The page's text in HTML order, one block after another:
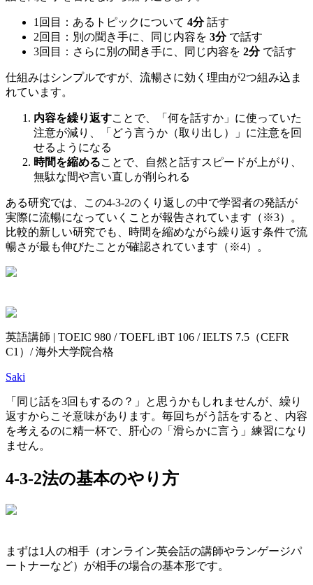
1回目：あるトピックについて 4分話す
2回目：別の聞き手に、同じ内容を 3分で話す
3回目：さらに別の聞き手に、同じ内容を 2分で話す
仕組みはシンプルですが、流暢さに効く理由が2つ組み込ま
れています。
内容を繰り返すことで、「何を話すか」に使っていた
注意が減り、「どう言うか（取り出し）」に注意を回
せるようになる
時間を縮めることで、自然と話すスピードが上がり、
無駄な間や言い直しが削られる
ある研究では、この4-3-2のくり返しの中で学習者の発話が
実際に流暢になっていくことが報告されています（※3）。
比較的新しい研究でも、時間を縮めながら繰り返す条件で流
暢さが最も伸びたことが確認されています（※4）。
英語講師 | TOEIC 980 / TOEFL iBT 106 / IELTS 7.5（CEFR
C1）/ 海外大学院合格
Saki
「同じ話を3回もするの？」と思うかもしれませんが、繰り
返すからこそ意味があります。毎回ちがう話をすると、内容
を考えるのに精一杯で、肝心の「滑らかに言う」練習になり
ません。
4-3-2法の基本のやり方
まずは1人の相手（オンライン英会話の講師やランゲージパ
ートナーなど）が相手の場合の基本形です。